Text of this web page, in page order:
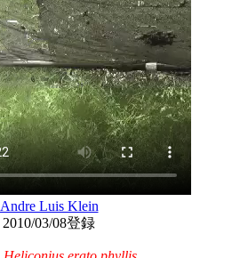
Andre Luis Klein
2010/03/08登録